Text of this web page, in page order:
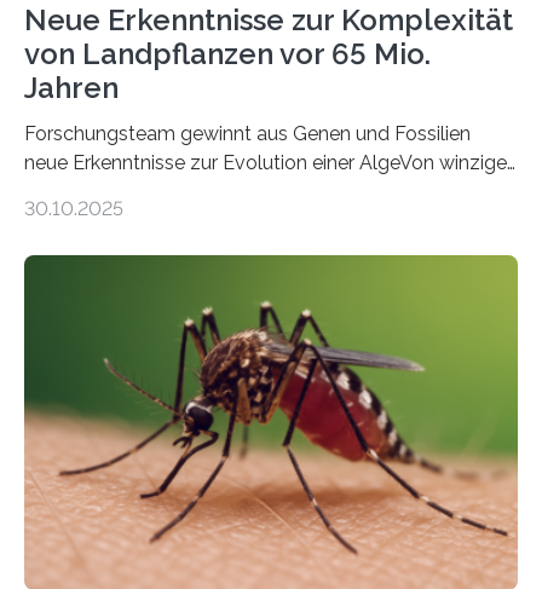
Neue Erkenntnisse zur Komplexität
von Landpflanzen vor 65 Mio.
Jahren
Forschungsteam gewinnt aus Genen und Fossilien
neue Erkenntnisse zur Evolution einer AlgeVon winzigen
Landpflanzen zählen zu den komplexesten
Grünalgen, die vor Hunderten von Millionen Jahren
lebten. Unter den Vorfahren sticht eine Gruppe heraus,
die noch heute in der Natur vorkommt: die
Süßwasseralge Coleochaetophyceae. Einige Arten
dieser Gruppe bilden aus Zellfäden dichte Geflechte
mit scheibenförmiger Gestalt. Was auffällig ist: Die
nächsten…
30.10.2025